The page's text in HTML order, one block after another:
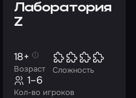
Лаборатория
Z
Возраст
18+
Сложность
Кол-во игроков
1–6